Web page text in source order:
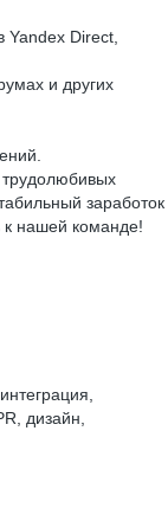
Yandex Direct,
и других
заработок
к нашей команде!
дизайн,